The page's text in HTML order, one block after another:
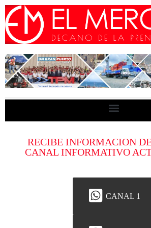
RECIBE INFORMACION
CANAL INFORMATIVO
CANAL 1